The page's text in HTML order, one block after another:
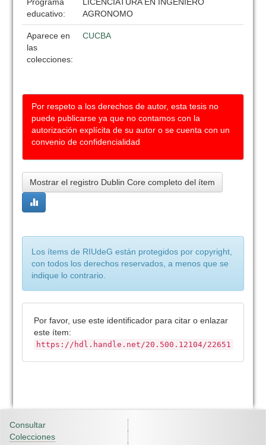
educativo:
AGRONOMO
Aparece en
las
colecciones:
CUCBA
Por respeto a los derechos de autor, esta tesis no
puede publicarse ya que no contamos con la
autorización explícita de su autor o se cuenta con un
convenio de confidencialidad
Mostrar el registro Dublin Core completo del ítem
Los ítems de RIUdeG están protegidos por copyright,
con todos los derechos reservados, a menos que se
indique lo contrario.
Por favor, use este identificador para citar o enlazar
este ítem:
https://hdl.handle.net/20.500.12104/22651
Consultar
Colecciones